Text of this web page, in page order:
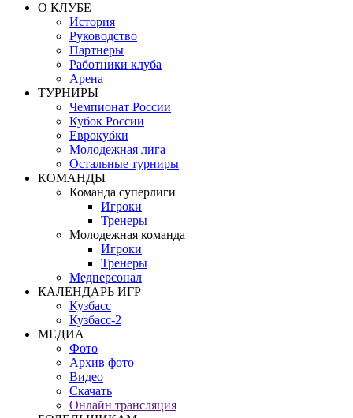
О КЛУБЕ
История
Руководство
Партнеры
Работники клуба
Арена
ТУРНИРЫ
Чемпионат России
Кубок России
Еврокубки
Молодежная лига
Остальные турниры
КОМАНДЫ
Команда суперлиги
Игроки
Тренеры
Молодежная команда
Игроки
Тренеры
Медперсонал
КАЛЕНДАРЬ ИГР
Кузбасс
Кузбасс-2
МЕДИА
Фото
Архив фото
Видео
Скачать
Онлайн трансляция